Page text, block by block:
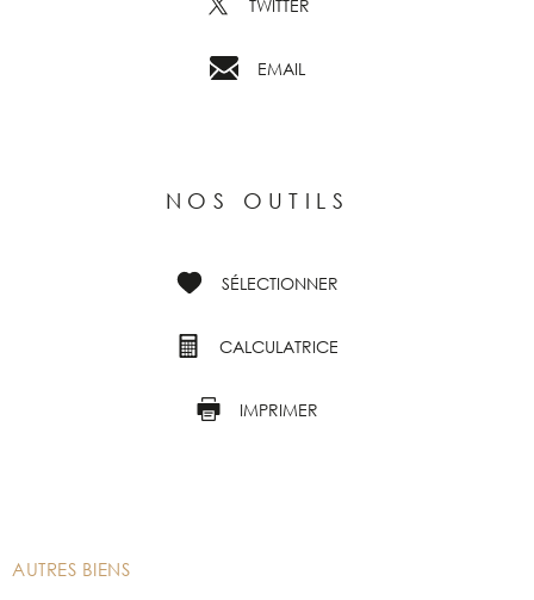
TWITTER
EMAIL
NOS OUTILS
SÉLECTIONNER
CALCULATRICE
IMPRIMER
AUTRES BIENS